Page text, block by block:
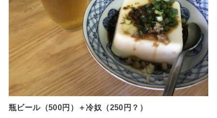
瓶ビール（500円）＋冷奴（250円？）